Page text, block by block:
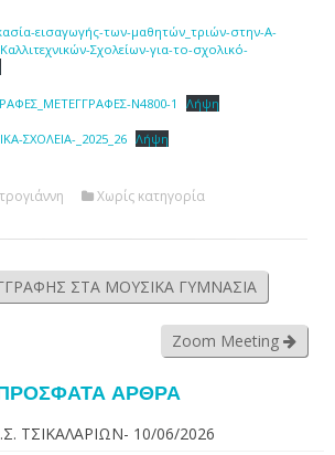
εισαγωγής-των-μαθητών_τριών-στην-Α-
Σχολείων-για-το-σχολικό-
Ν4800-1 Λήψη
ΣΧΟΛΕΙΑ-_2025_26 Λήψη
Χωρίς κατηγορία
ΣΤΑ ΜΟΥΣΙΚΑ ΓΥΜΝΑΣΙΑ
Zoom Meeting
ΆΡΘΡΑ
ΤΣΙΚΑΛΑΡΙΩΝ- 10/06/2026